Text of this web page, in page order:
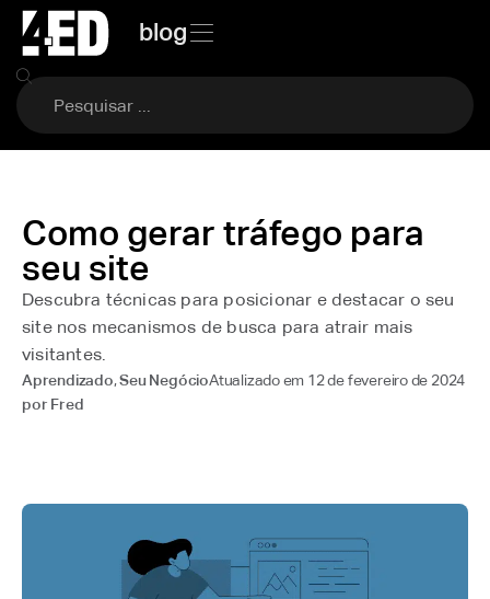
blog
Como gerar tráfego para
seu site
Descubra técnicas para posicionar e destacar o seu
site nos mecanismos de busca para atrair mais
visitantes.
Aprendizado,Seu NegócioAtualizado em 12 de fevereiro de 2024
por Fred